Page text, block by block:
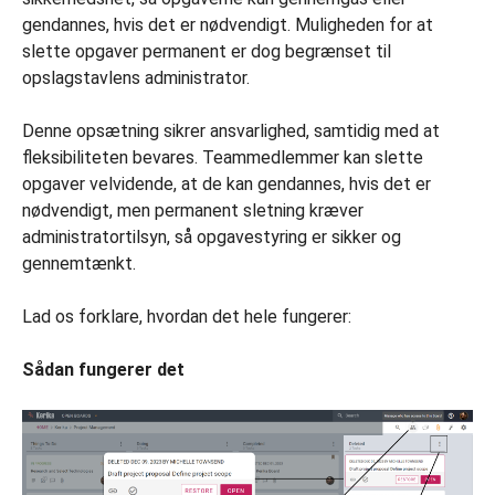
gendannes, hvis det er nødvendigt. Muligheden for at
slette opgaver permanent er dog begrænset til
opslagstavlens administrator.
Denne opsætning sikrer ansvarlighed, samtidig med at
fleksibiliteten bevares. Teammedlemmer kan slette
opgaver velvidende, at de kan gendannes, hvis det er
nødvendigt, men permanent sletning kræver
administratortilsyn, så opgavestyring er sikker og
gennemtænkt.
Lad os forklare, hvordan det hele fungerer:
Sådan fungerer det